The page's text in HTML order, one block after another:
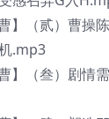
】（贰）曹操
.mp3
】（叁）剧情